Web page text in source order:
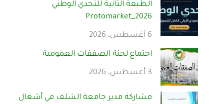
الطبعة الثانية للتحدي الوطني
Protomarket_2026
6 أغسطس، 2026
اجتماع لجنة الصفقات العمومية
3 أغسطس، 2026
مشاركة مدير جامعة الشلف في أشغال